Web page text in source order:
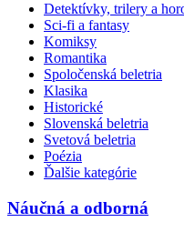
Detektívky, trilery a
Sci-fi a fantasy
Komiksy
Romantika
Spoločenská beletria
Klasika
Historické
Slovenská beletria
Svetová beletria
Poézia
Ďalšie kategórie
Náučná a odborná